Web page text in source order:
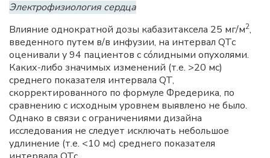
Электрофизиология сердца
Влияние однократной дозы кабазитаксела 25 мг/м2,
введенного путем в/в инфузии, на интервал QTc
оценивали у 94 пациентов с сóлидными опухолями.
Каких-либо значимых изменений (т.е. >20 мс)
среднего показателя интервала QT,
скорректированного по формуле Фредерика, по
сравнению с исходным уровнем выявлено не было.
Однако в связи с ограничениями дизайна
исследования не следует исключать небольшое
удлинение (т.е. <10 мс) среднего показателя